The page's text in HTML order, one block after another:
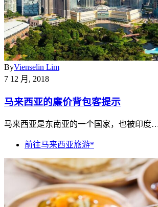
ByVienselin Lim
7 12 月, 2018
马来西亚的廉价背包客提示
马来西亚是东南亚的一个国家，也被印度
前往马来西亚旅游*